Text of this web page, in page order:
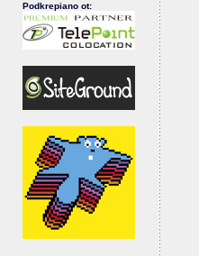
Podkrepiano ot: